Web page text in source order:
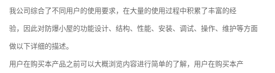
我公司综合了不同用户的使用要求，在大量的使用过程中积累了丰富的经
验，因此对防爆小屋的功能设计、结构、性能、安装、调试、操作、维护等方面
做以下详细的描述。
用户在购买本产品之前可以大概浏览内容进行简单的了解，用户在购买本产